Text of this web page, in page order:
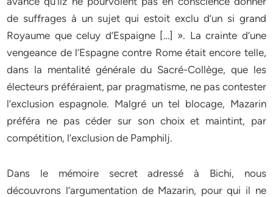
de suffrages à un sujet qui estoit exclu d’un si grand
Royaume que celuy d’Espaigne […] ». La crainte d’une
vengeance de l’Espagne contre Rome était encore telle,
dans la mentalité générale du Sacré-Collège, que les
électeurs préféraient, par pragmatisme, ne pas contester
l’exclusion espagnole. Malgré un tel blocage, Mazarin
préféra ne pas céder sur son choix et maintint, par
compétition, l’exclusion de Pamphilj.
Dans le mémoire secret adressé à Bichi, nous
découvrons l’argumentation de Mazarin, pour qui il ne